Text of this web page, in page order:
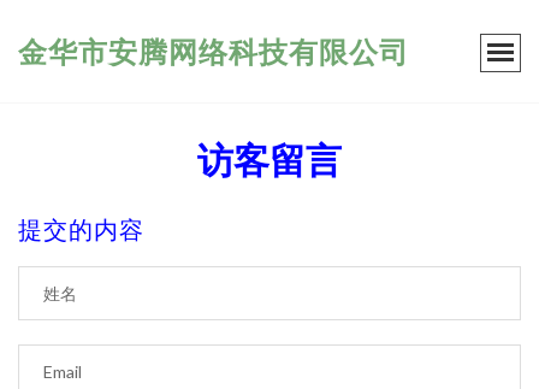
金华市安腾网络科技有限公司
访客留言
提交的内容